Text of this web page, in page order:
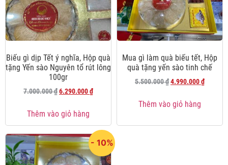
Biếu gì dịp Tết ý nghĩa, Hộp quà
tặng Yến sào Nguyên tổ rút lông
100gr
7.000.000₫6.290.000₫
Thêm vào giỏ hàng
Mua gì làm quà biếu tết, Hộp
quà tặng yến sào tinh chế
5.500.000₫4.990.000₫
Thêm vào giỏ hàng
- 10%